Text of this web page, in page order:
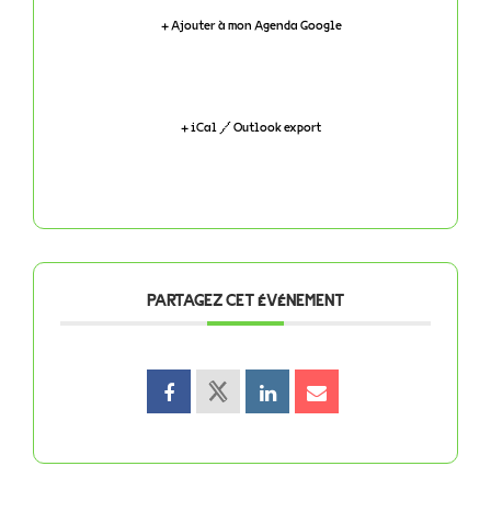
+ Ajouter à mon Agenda Google
+ iCal / Outlook export
PARTAGEZ CET ÉVÉNEMENT